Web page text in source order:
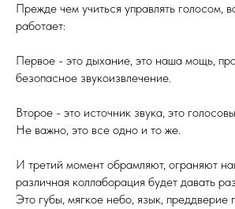
Прежде чем учиться управлять голосом,
работает:
Первое - это дыхание, это наша мощь,
безопасное звукоизвлечение.
Второе - это источник звука, это
Не важно, это все одно и то же.
И третий момент обрамляют, ограняют
различная коллаборация будет давать
Это губы, мягкое небо, язык, преддверие